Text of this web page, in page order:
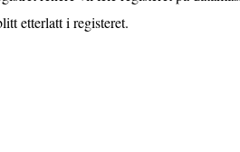
etterlatt i registeret.